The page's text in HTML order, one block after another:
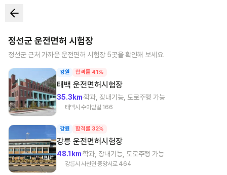
정선군 운전면허 시험장
정선군 근처 가까운 운전면허 시험장 5곳을 확인해 보세요.
강원 합격률 41%
태백 운전면허시험장
35.3km학과, 장내기능, 도로주행 가능
태백시 수아밭길 166
강원 합격률 32%
강릉 운전면허시험장
48.1km학과, 장내기능, 도로주행 가능
강릉시 사천면 중앙서로 464